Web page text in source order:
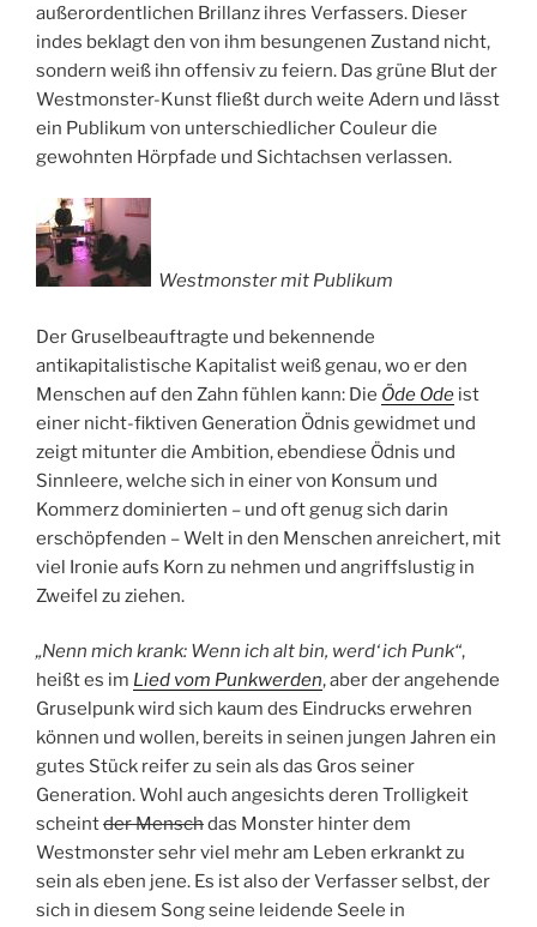
außerordentlichen Brillanz ihres Verfassers. Dieser
indes beklagt den von ihm besungenen Zustand nicht,
sondern weiß ihn offensiv zu feiern. Das grüne Blut der
Westmonster-Kunst fließt durch weite Adern und lässt
ein Publikum von unterschiedlicher Couleur die
gewohnten Hörpfade und Sichtachsen verlassen.
Westmonster mit Publikum
Der Gruselbeauftragte und bekennende
antikapitalistische Kapitalist weiß genau, wo er den
Menschen auf den Zahn fühlen kann: Die Öde Ode ist
einer nicht-fiktiven Generation Ödnis gewidmet und
zeigt mitunter die Ambition, ebendiese Ödnis und
Sinnleere, welche sich in einer von Konsum und
Kommerz dominierten – und oft genug sich darin
erschöpfenden – Welt in den Menschen anreichert, mit
viel Ironie aufs Korn zu nehmen und angriffslustig in
Zweifel zu ziehen.
„Nenn mich krank: Wenn ich alt bin, werd‘ ich Punk“,
heißt es im Lied vom Punkwerden, aber der angehende
Gruselpunk wird sich kaum des Eindrucks erwehren
können und wollen, bereits in seinen jungen Jahren ein
gutes Stück reifer zu sein als das Gros seiner
Generation. Wohl auch angesichts deren Trolligkeit
scheintder Menschdas Monster hinter dem
Westmonster sehr viel mehr am Leben erkrankt zu
sein als eben jene. Es ist also der Verfasser selbst, der
sich in diesem Song seine leidende Seele in